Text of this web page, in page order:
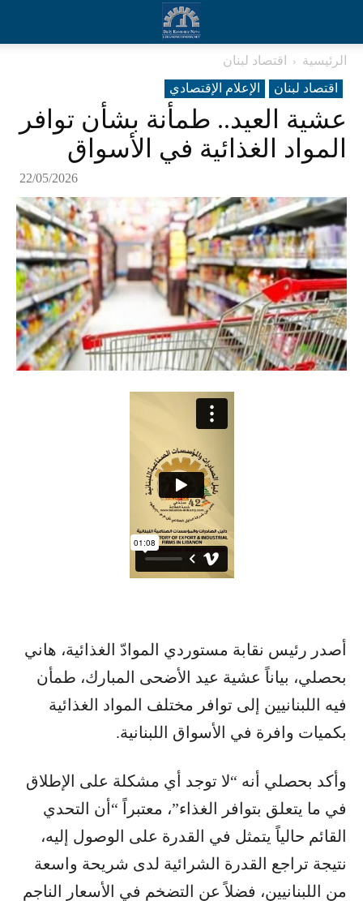
الرئيسية
اقتصاد لبنان
اقتصاد لبنان
الإعلام الإقتصادي
عشية العيد.. طمأنة بشأن توافر
المواد الغذائية في الأسواق
22/05/2026
أصدر رئيس نقابة مستوردي الموادّ الغذائية، هاني
بحصلي، بياناً عشية عيد الأضحى المبارك، طمأن
فيه اللبنانيين إلى توافر مختلف المواد الغذائية
بكميات وافرة في الأسواق اللبنانية.
وأكد بحصلي أنه “لا توجد أي مشكلة على الإطلاق
في ما يتعلق بتوافر الغذاء”، معتبراً “أن التحدي
القائم حالياً يتمثل في القدرة على الوصول إليه،
نتيجة تراجع القدرة الشرائية لدى شريحة واسعة
من اللبنانيين، فضلاً عن التضخم في الأسعار الناجم